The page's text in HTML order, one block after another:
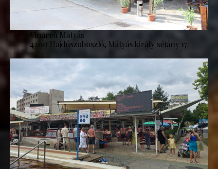
Vináreň Mátyás
4200 Hajdúszoboszló, Mátyás király sétány 17.